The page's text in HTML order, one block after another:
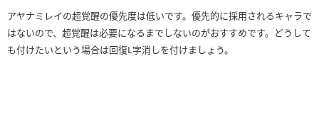
アヤナミレイの超覚醒の優先度は低いです。優先的に採用されるキャラで
はないので、超覚醒は必要になるまでしないのがおすすめです。どうして
も付けたいという場合は回復L字消しを付けましょう。